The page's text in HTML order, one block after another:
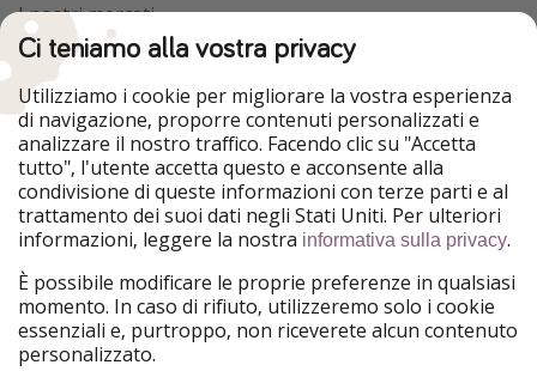
I nostri mercati
HolidayPirates
VakantiePiraten
WakacyjniPiraci
Ferienpiraten
Urlaubspiraten
Urlaubspiraten
ViajerosPiratas
TravelPirates
Il nostro gruppo
HolidayPirates Group
Conoscici meglio
Chi siamo
Informazioni legali
Termini d' Uso
Ci teniamo alla vostra privacy
Utilizziamo i cookie per migliorare la vostra esperienza
di navigazione, proporre contenuti personalizzati e
analizzare il nostro traffico. Facendo clic su "Accetta
tutto", l'utente accetta questo e acconsente alla
condivisione di queste informazioni con terze parti e al
trattamento dei suoi dati negli Stati Uniti. Per ulteriori
informazioni, leggere la nostra informativa sulla privacy.
È possibile modificare le proprie preferenze in qualsiasi
momento. In caso di rifiuto, utilizzeremo solo i cookie
essenziali e, purtroppo, non riceverete alcun contenuto
personalizzato.